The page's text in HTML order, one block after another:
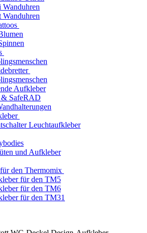
Wanduhren
Aufkleber
SafeRAD
Leuchtaufkleber
und Aufkleber
den Thermomix
für den TM5
für den TM6
für den TM31